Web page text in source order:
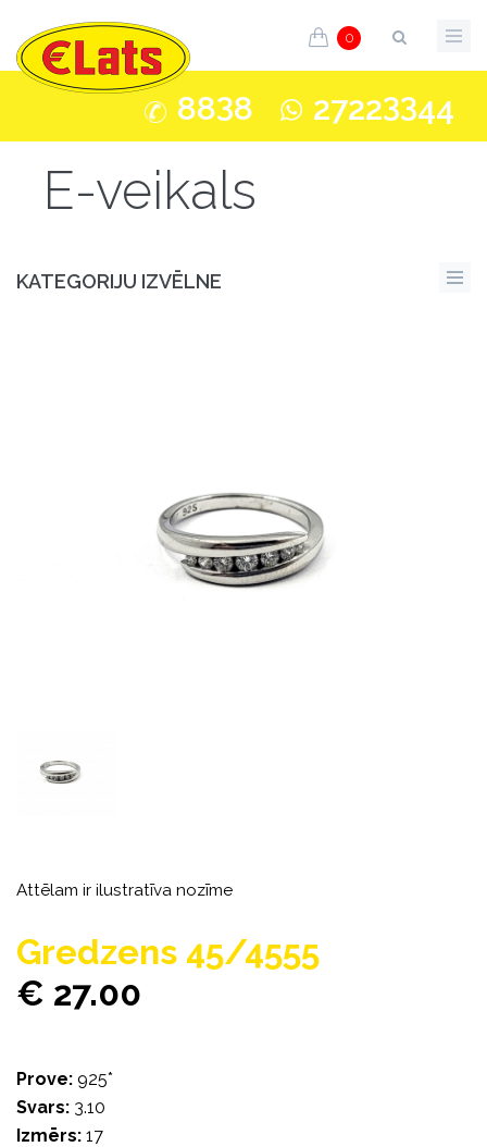
0
8838 27223344
E-veikals
KATEGORIJU IZVĒLNE
Attēlam ir ilustratīva nozīme
Gredzens 45/4555
€ 27.00
Prove: 925*
Svars: 3.10
Izmērs: 17